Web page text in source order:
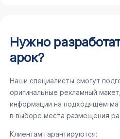
Нужно
арок?
Наши специалисты смогут
оригинальные рекламный
информации на подходящем
в выборе места размещения
Клиентам гарантируются: